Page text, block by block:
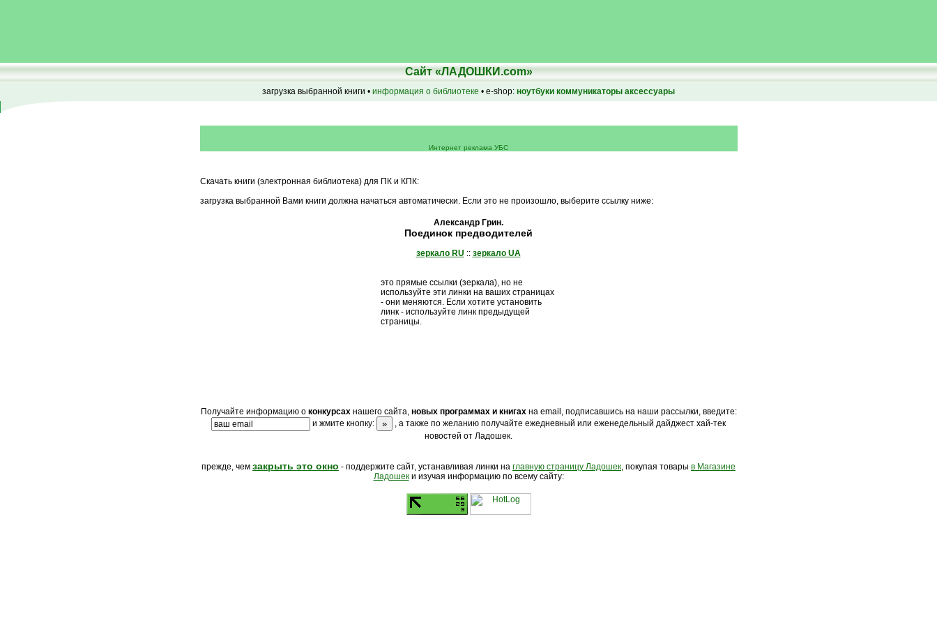
Сайт «ЛАДОШКИ.com»
загрузка выбранной книги • информация о библиотеке • e-shop: ноутбуки коммуникаторы аксессуары
Интернет реклама УБС
Скачать книги (электронная библиотека) для ПК и КПК:
загрузка выбранной Вами книги должна начаться автоматически. Если это не произошло, выберите ссылку ниже:
Александр Грин.
Поединок предводителей
зеркало RU :: зеркало UA
это прямые ссылки (зеркала), но не
используйте эти линки на ваших страницах
- они меняются. Если хотите установить
линк - используйте линк предыдущей
страницы.
Получайте информацию о конкурсахнашего сайта, новых программах и книгах на email, подписавшись на наши рассылки, введите:
и жмите кнопку:
, а также по желанию получайте ежедневный или еженедельный дайджест хай-тек
новостей от Ладошек.
прежде, чем закрыть это окно - поддержите сайт, устанавливая линки на главную страницу Ладошек, покупая товары в Магазине
Ладошеки изучая информацию по всему сайту: